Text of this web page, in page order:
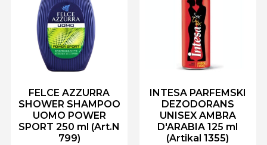
FELCE AZZURRA
SHOWER SHAMPOO
UOMO POWER
SPORT 250 ml (Art.N
799)
INTESA PARFEMSKI
DEZODORANS
UNISEX AMBRA
D'ARABIA 125 ml
(Artikal 1355)